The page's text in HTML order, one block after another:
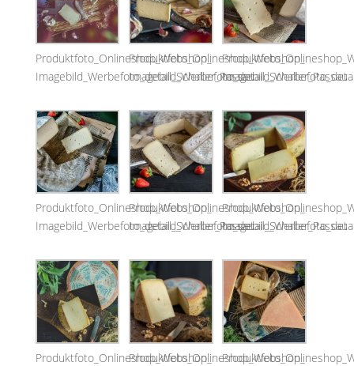
Produktfoto_Onlineshop_Webshop_
Imagebild_Werbefoto_detail_Schaller_Passau
Produktfoto_Onlineshop_Webshop_
Imagebild_Werbefoto_detail_Schaller_Passau
Produktfoto_Onlineshop_Webshop_
Imagebild_Werbefoto_detail_Schaller_Passau
Produktfoto_Onlineshop_Webshop_
Imagebild_Werbefoto_detail_Schaller_Passau
Produktfoto_Onlineshop_Webshop_Produktfoto_Onlineshop_Webshop_